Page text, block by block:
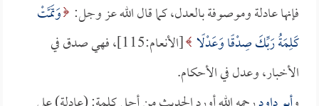
فإنها عادلة وموصوفة بالعدل، كما قال الله عز وجل: وَتَمَّتْ
كَلِمَةُ رَبِّكَ صِدْقًا وَعَدْلًا
[الأنعام:115]، فهي صدق في
الأخبار، وعدل في الأحكام.